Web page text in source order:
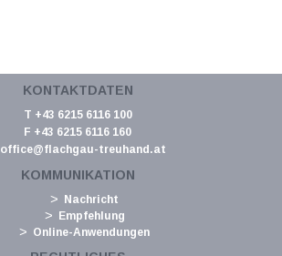
KONTAKTDATEN
T +43 6215 6116 100
F +43 6215 6116 160
office@flachgau-treuhand.at
KOMMUNIKATION
Nachricht
Empfehlung
Online-Anwendungen